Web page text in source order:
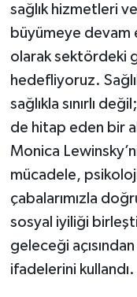
sağlık hizmetleri ve
büyümeye devam
olarak sektördeki
hedefliyoruz.
sağlıkla sınırlı
de hitap eden bir
Monica
mücadele,
çabalarımızla
sosyal iyiliği
geleceği
ifadelerini kullandı.